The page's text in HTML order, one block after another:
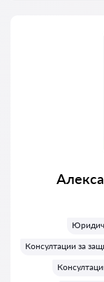
Консултации за